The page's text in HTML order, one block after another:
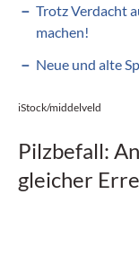
Trotz Verdacht
machen!
Neue und alte
iStock/middelveld
Pilzbefall:
gleicher